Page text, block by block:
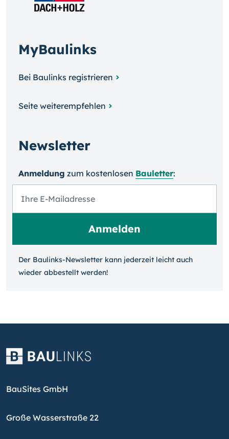
MyBaulinks
Bei Baulinks registrieren
Seite weiterempfehlen
Newsletter
Anmeldung zum kosten­losen Bauletter:
Der Baulinks-Newsletter kann jeder­zeit leicht auch
wieder ab­bestellt werden!
BauSites GmbH
Große Wasserstraße 22